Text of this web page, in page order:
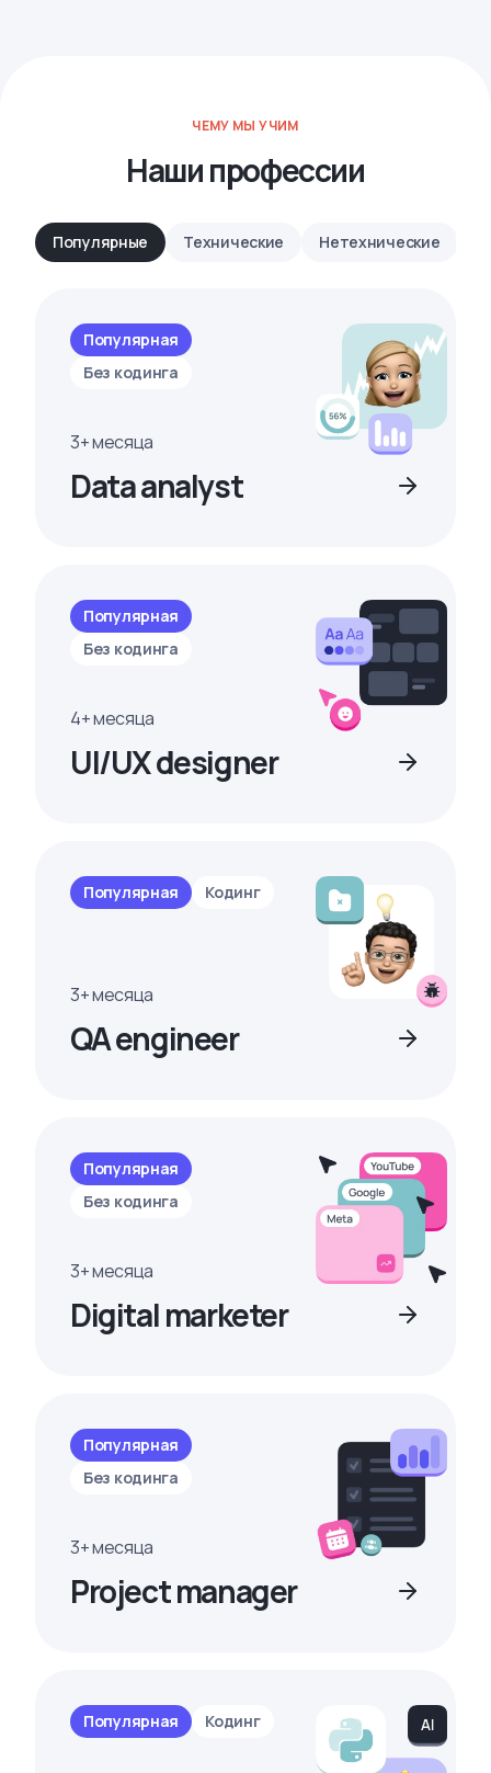
ЧЕМУ МЫ УЧИМ
Наши профессии
Популярные Технические Нетехнические
Популярная
Без кодинга
3+ месяца
Data analyst
Популярная
Без кодинга
4+ месяца
UI/UX designer
Популярная Кодинг
3+ месяца
QA engineer
Популярная
Без кодинга
3+ месяца
Digital marketer
Популярная
Без кодинга
3+ месяца
Project manager
Популярная Кодинг